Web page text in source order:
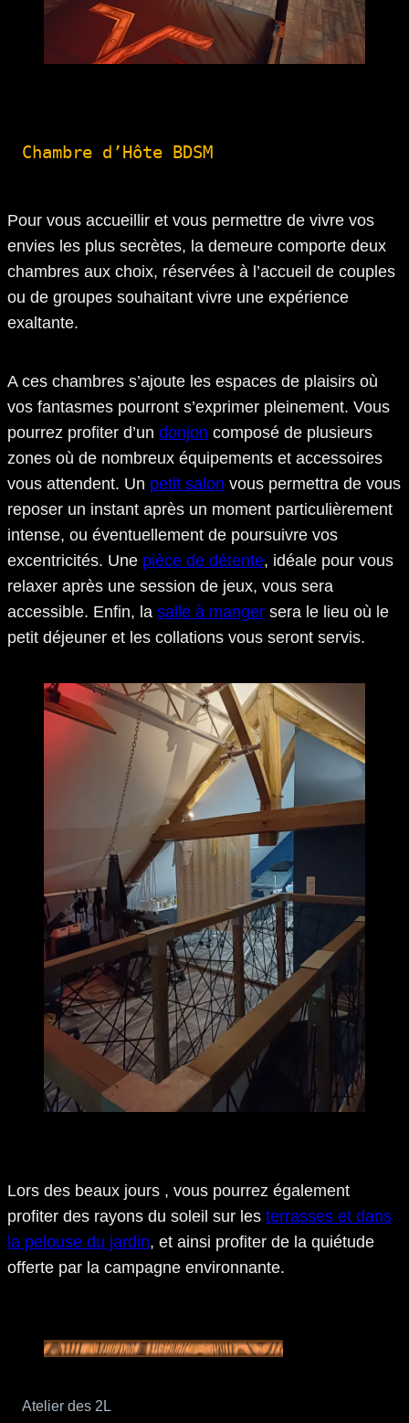
Chambre d’Hôte BDSM
Pour vous accueillir et vous permettre de vivre vos
envies les plus secrètes, la demeure comporte deux
chambres aux choix, réservées à l’accueil de couples
ou de groupes souhaitant vivre une expérience
exaltante.
A ces chambres s’ajoute les espaces de plaisirs où
vos fantasmes pourront s’exprimer pleinement. Vous
pourrez profiter d’un donjon composé de plusieurs
zones où de nombreux équipements et accessoires
vous attendent. Un petit salon vous permettra de vous
reposer un instant après un moment particulièrement
intense, ou éventuellement de poursuivre vos
excentricités. Une pièce de détente, idéale pour vous
relaxer après une session de jeux, vous sera
accessible. Enfin, la salle à manger sera le lieu où le
petit déjeuner et les collations vous seront servis.
Lors des beaux jours , vous pourrez également
profiter des rayons du soleil sur les terrasses et dans
la pelouse du jardin, et ainsi profiter de la quiétude
offerte par la campagne environnante.
Atelier des 2L